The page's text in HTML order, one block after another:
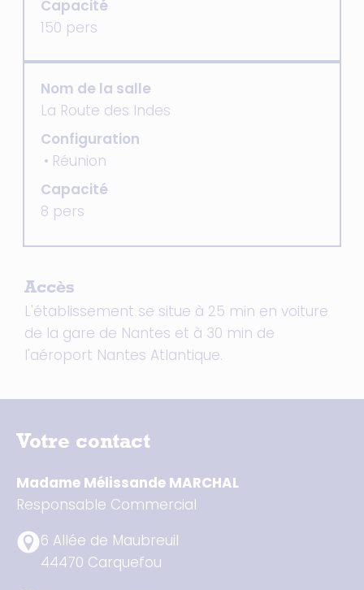
Capacité
150 pers
Nom de la salle
La Route des Indes
Configuration
Réunion
Capacité
8 pers
Accès
L'établissement se situe à 25 min en voiture
de la gare de Nantes et à 30 min de
l'aéroport Nantes Atlantique.
Votre contact
Madame Mélissande MARCHAL
Responsable Commercial
6 Allée de Maubreuil
44470 Carquefou